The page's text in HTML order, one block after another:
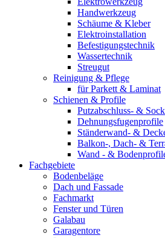
Handwerkzeug
Schäume & Kleber
Elektroinstallation
Befestigungstechnik
Wassertechnik
Streugut
Reinigung & Pflege
für Parkett & Laminat
Schienen & Profile
Putzabschluss- &
Dehnungsfugenprofile
Ständerwand- &
Balkon-, Dach- &
Wand - &
Fachgebiete
Bodenbeläge
Dach und Fassade
Fachmarkt
Fenster und Türen
Galabau
Garagentore